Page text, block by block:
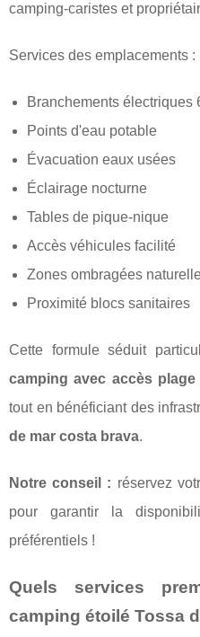
camping-caristes et
Services des emplacements :
Branchements électriques
Points d'eau potable
Évacuation eaux usées
Éclairage nocturne
Tables de pique-nique
Accès véhicules facilité
Zones ombragées
Proximité blocs sanitaires
Cette formule séduit
camping avec accès plage
tout en bénéficiant des
de mar costa brava.
Notre conseil : réservez
pour garantir la
préférentiels !
Quels services
camping étoilé Tossa